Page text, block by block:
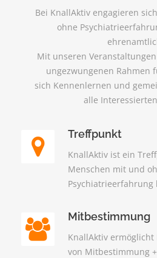
Bei KnallAktiv engagieren
ohne
Mit unseren
ungezwungenen Rahmen
sich Kennenlernen und
alle
Treffpunkt
KnallAktiv ist ein
Menschen mit und
Psychiatrieerfahrung
Mitbestimmung
KnallAktiv
von Mitbestimmung